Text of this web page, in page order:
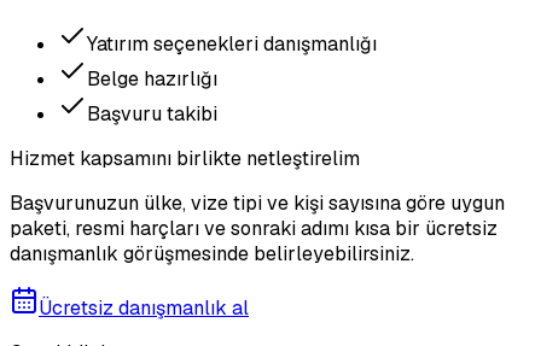
Yatırım seçenekleri danışmanlığı
Belge hazırlığı
Başvuru takibi
Hizmet kapsamını birlikte netleştirelim
Başvurunuzun ülke, vize tipi ve kişi sayısına göre uygun
paketi, resmi harçları ve sonraki adımı kısa bir ücretsiz
danışmanlık görüşmesinde belirleyebilirsiniz.
Ücretsiz danışmanlık al